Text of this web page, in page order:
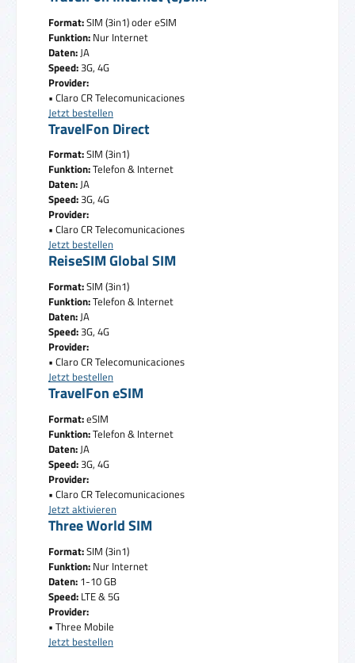
Format:SIM (3in1) oder eSIM
Funktion: Nur Internet
Daten: JA
Speed:3G, 4G
Provider:
• Claro CR Telecomunicaciones
Jetzt bestellen
TravelFon Direct
Format:SIM (3in1)
Funktion:Telefon & Internet
Daten:JA
Speed:3G, 4G
Provider:
• Claro CR Telecomunicaciones
Jetzt bestellen
ReiseSIM Global SIM
Format:SIM (3in1)
Funktion:Telefon & Internet
Daten:JA
Speed:3G, 4G
Provider:
• Claro CR Telecomunicaciones
Jetzt bestellen
TravelFon eSIM
Format:eSIM
Funktion:Telefon & Internet
Daten:JA
Speed:3G, 4G
Provider:
• Claro CR Telecomunicaciones
Jetzt aktivieren
Three World SIM
Format:SIM (3in1)
Funktion: Nur Internet
Daten: 1-10 GB
Speed: LTE & 5G
Provider:
• Three Mobile
Jetzt bestellen